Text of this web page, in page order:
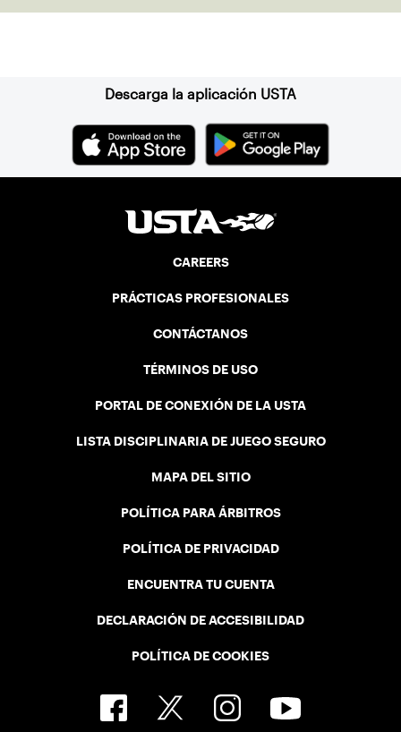
Descarga la aplicación USTA
CAREERS
PRÁCTICAS PROFESIONALES
CONTÁCTANOS
TÉRMINOS DE USO
PORTAL DE CONEXIÓN DE LA USTA
LISTA DISCIPLINARIA DE JUEGO SEGURO
MAPA DEL SITIO
POLÍTICA PARA ÁRBITROS
POLÍTICA DE PRIVACIDAD
ENCUENTRA TU CUENTA
DECLARACIÓN DE ACCESIBILIDAD
POLÍTICA DE COOKIES